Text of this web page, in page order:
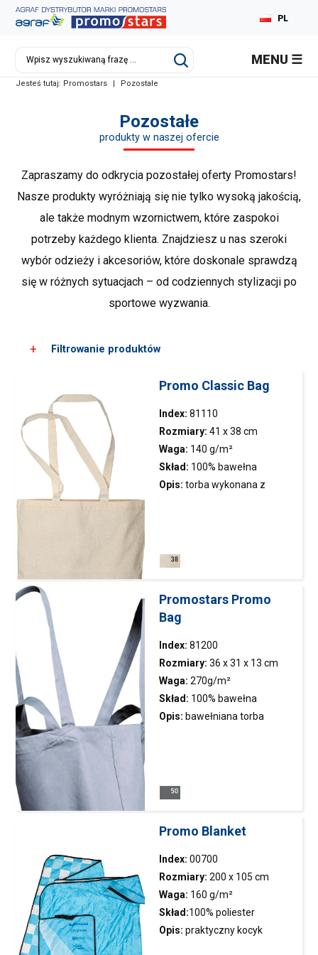
PL
DE
MENU
Jesteś tutaj: Promostars | Pozostałe
Pozostałe
produkty w naszej ofercie
Zapraszamy do odkrycia pozostałej oferty Promostars!
Nasze produkty wyróżniają się nie tylko wysoką jakością,
ale także modnym wzornictwem, które zaspokoi
potrzeby każdego klienta. Znajdziesz u nas szeroki
wybór odzieży i akcesoriów, które doskonale sprawdzą
się w różnych sytuacjach – od codziennych stylizacji po
sportowe wyzwania.
Filtrowanie produktów
Wybierz kolor
Mark The Helper
Metody znakowania
Sitodruk
Płeć
Rozmiary damskie
Filtruj
Wyczyść filtr
Promo Classic Bag
Index: 81110
Rozmiary: 41 x 38 cm
Waga: 140 g/m²
Skład: 100% bawełna
Opis: torba wykonana z
użytkowaniu; wysokość: 41
Promostars Promo
Bag
Index: 81200
Rozmiary: 36 x 31 x 13 cm
Waga: 270g/m²
Skład: 100% bawełna
Opis: bawełniana torba
materiał oraz mocne
Promo Blanket
Index: 00700
Rozmiary: 200 x 105 cm
Waga: 160 g/m²
Skład:100% poliester
Opis: praktyczny kocyk